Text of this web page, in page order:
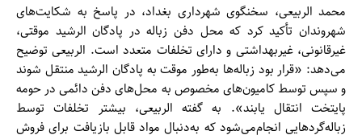
محمد الربیعی، سخنگوی شهرداری بغداد، در پاسخ به شکایت‌های
شهروندان تأکید کرد که محل دفن زباله در پادگان الرشید موقتی،
غیرقانونی، غیربهداشتی و دارای تخلفات متعدد است. الربیعی توضیح
می‌دهد: «قرار بود زباله‌ها به‌طور موقت به پادگان الرشید منتقل شوند
و سپس توسط کامیون‌های مخصوص به محل‌های دفن دائمی در حومه
پایتخت انتقال یابند». به گفته الربیعی، بیشتر تخلفات توسط
زباله‌گردهایی انجام‌می‌شود که به‌دنبال مواد قابل بازیافت برای فروش